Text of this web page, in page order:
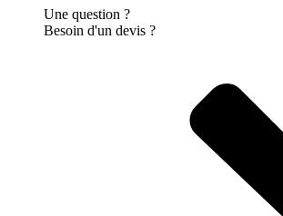
Une question ?
Besoin d'un devis ?